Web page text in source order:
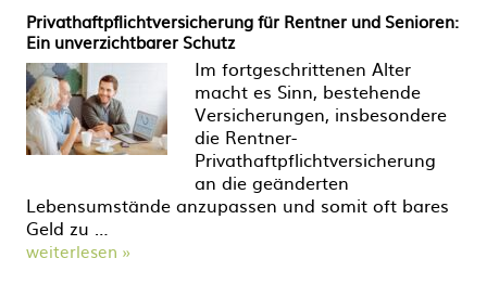
Privathaftpflichtversicherung für Rentner und Senioren:
Ein unverzichtbarer Schutz
Im fortgeschrittenen Alter
macht es Sinn, bestehende
Versicherungen, insbesondere
die Rentner-
Privathaftpflichtversicherung
an die geänderten
Lebensumstände anzupassen und somit oft bares
Geld zu …
weiterlesen »